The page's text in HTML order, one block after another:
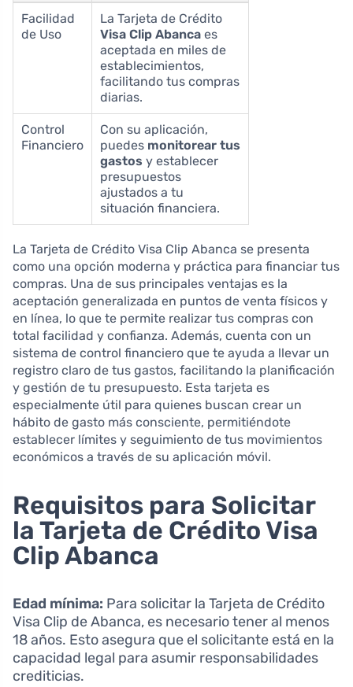
Facilidad
de Uso
La Tarjeta de Crédito
Visa Clip Abanca es
aceptada en miles de
establecimientos,
facilitando tus compras
diarias.
Control
Financiero
Con su aplicación,
puedes monitorear tus
gastos y establecer
presupuestos
ajustados a tu
situación financiera.
La Tarjeta de Crédito Visa Clip Abanca se presenta
como una opción moderna y práctica para financiar tus
compras. Una de sus principales ventajas es la
aceptación generalizada en puntos de venta físicos y
en línea, lo que te permite realizar tus compras con
total facilidad y confianza. Además, cuenta con un
sistema de control financiero que te ayuda a llevar un
registro claro de tus gastos, facilitando la planificación
y gestión de tu presupuesto. Esta tarjeta es
especialmente útil para quienes buscan crear un
hábito de gasto más consciente, permitiéndote
establecer límites y seguimiento de tus movimientos
económicos a través de su aplicación móvil.
Requisitos para Solicitar
la Tarjeta de Crédito Visa
Clip Abanca
Edad mínima: Para solicitar la Tarjeta de Crédito
Visa Clip de Abanca, es necesario tener al menos
18 años. Esto asegura que el solicitante está en la
capacidad legal para asumir responsabilidades
crediticias.